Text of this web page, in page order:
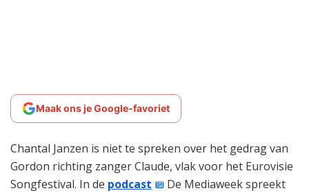
Maak ons je Google-favoriet
Chantal Janzen is niet te spreken over het gedrag van
Gordon richting zanger Claude, vlak voor het Eurovisie
Songfestival. In de podcast
De Mediaweek spreekt